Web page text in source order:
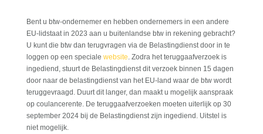
Bent u btw-ondernemer en hebben ondernemers in een andere
EU-lidstaat in 2023 aan u buitenlandse btw in rekening gebracht?
U kunt die btw dan terugvragen via de Belastingdienst door in te
loggen op een speciale website. Zodra het teruggaafverzoek is
ingediend, stuurt de Belastingdienst dit verzoek binnen 15 dagen
door naar de belastingdienst van het EU-land waar de btw wordt
teruggevraagd. Duurt dit langer, dan maakt u mogelijk aanspraak
op coulancerente. De teruggaafverzoeken moeten uiterlijk op 30
september 2024 bij de Belastingdienst zijn ingediend. Uitstel is
niet mogelijk.